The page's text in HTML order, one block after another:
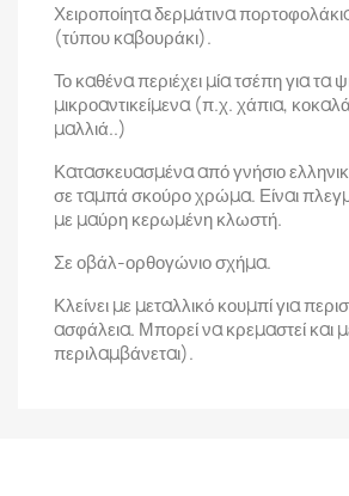
Χειροποίητα δερμάτινα
(τύπου καβουράκι).
Το καθένα περιέχει μία τσέπη για τα
μικροαντικείμενα (π.χ. χάπια,
μαλλιά..)
Κατασκευασμένα από γνήσιο
σε ταμπά σκούρο χρώμα. Είναι
με μαύρη κερωμένη κλωστή.
Σε οβάλ-ορθογώνιο σχήμα.
Κλείνει με μεταλλικό κουμπί για
ασφάλεια. Μπορεί να κρεμαστεί και
περιλαμβάνεται).